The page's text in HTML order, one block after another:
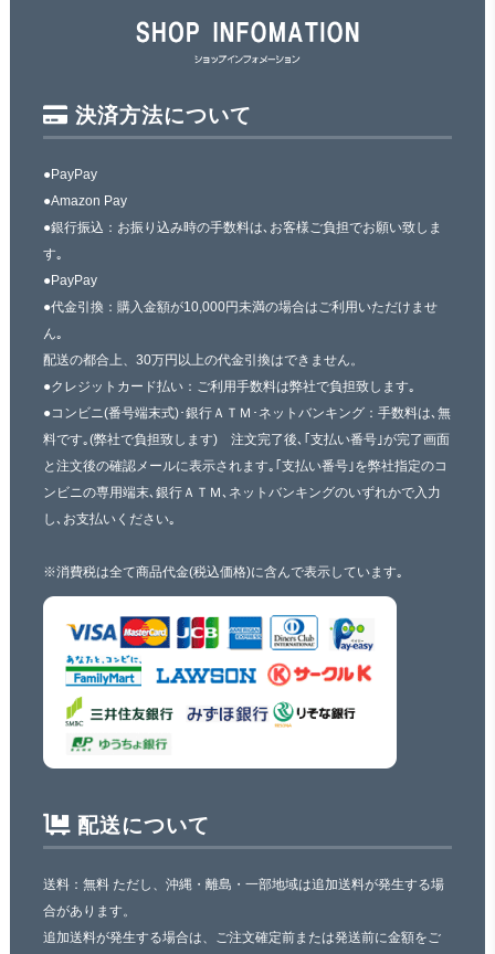
決済方法について
●PayPay
●Amazon Pay
●銀行振込：お振り込み時の手数料は､お客様ご負担でお願い致しま
す｡
●PayPay
●代金引換：購入金額が10,000円未満の場合はご利用いただけませ
ん｡
配送の都合上、30万円以上の代金引換はできません。
●クレジットカード払い：ご利用手数料は弊社で負担致します｡
●コンビニ(番号端末式)･銀行ＡＴＭ･ネットバンキング：手数料は､無
料です｡(弊社で負担致します) 注文完了後､｢支払い番号｣が完了画面
と注文後の確認メールに表示されます｡｢支払い番号｣を弊社指定のコ
ンビニの専用端末､銀行ＡＴＭ､ネットバンキングのいずれかで入力
し､お支払いください｡
※消費税は全て商品代金(税込価格)に含んで表示しています｡
配送について
送料：無料 ただし、沖縄・離島・一部地域は追加送料が発生する場
合があります。
追加送料が発生する場合は、ご注文確定前または発送前に金額をご